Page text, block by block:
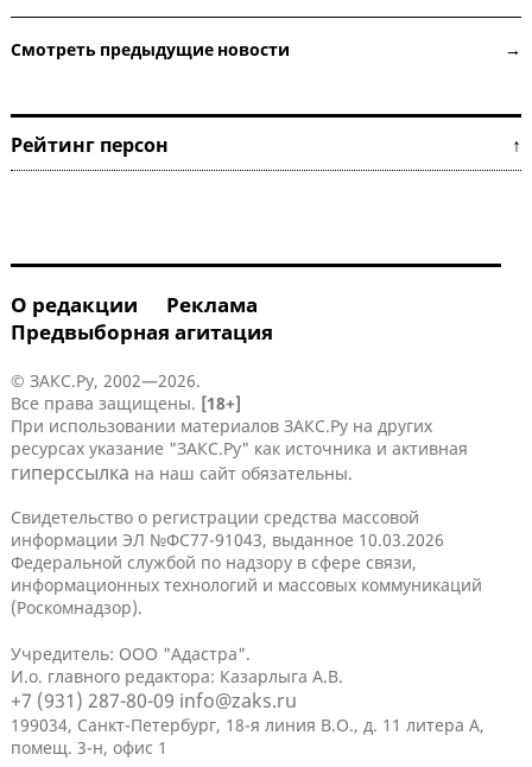
Смотреть предыдущие новости →
Рейтинг персон ↑
О редакции
Реклама
Предвыборная агитация
© ЗАКС.Ру, 2002—2026.
Все права защищены. [18+]
При использовании материалов ЗАКС.Ру на других
ресурсах указание "ЗАКС.Ру" как источника и активная
гиперссылка на наш сайт обязательны.
Свидетельство о регистрации средства массовой
информации ЭЛ №ФС77-91043, выданное 10.03.2026
Федеральной службой по надзору в сфере связи,
информационных технологий и массовых коммуникаций
(Роскомнадзор).
Учредитель: ООО "Адастра".
И.о. главного редактора: Казарлыга А.В.
+7 (931) 287-80-09 info@zaks.ru
199034, Санкт-Петербург, 18-я линия В.О., д. 11 литера А,
помещ. 3-н, офис 1